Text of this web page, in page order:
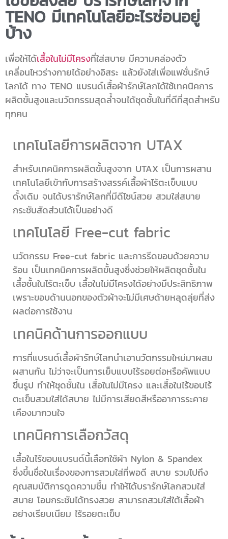
TENO มีเทคโนโลยีอะไรซ่อนอยู่
บ้าง
เพื่อให้ได้เสื้อในไม่มีโครงที่ใส่สบาย มีความคล่องตัว
เคลื่อนไหวร่างกายได้อย่างอิสระ แล้วยังใส่เพื่อแฟชั่นรักษ์
โลกได้ ทาง TENO แบรนด์เสื้อผ้ารักษ์โลกได้ใช้เทคนิคการ
ผลิตขั้นสูงและนวัตกรรมสุดล้ำจนได้ชุดชั้นในที่ดีที่สุดสำหรับ
ทุกคน
เทคโนโลยีการผลิตจาก UTAX
สำหรับเทคนิคการผลิตขั้นสูงจาก UTAX เป็นการผสาน
เทคโนโลยีเข้ากับการสร้างสรรค์เสื้อผ้าไร้ตะเข็บแบบ
ดั้งเดิม จนได้บรารักษ์โลกที่มีดีไซน์สวย สวมใส่สบาย
กระชับสัดส่วนได้เป็นอย่างดี
เทคโนโลยี Free-cut fabric
นวัตกรรม Free-cut fabric และการรีดขอบด้วยความ
ร้อน เป็นเทคนิคการผลิตขั้นสูงซึ่งช่วยให้ผลิตชุดชั้นใน
เสื้อชั้นในไร้ตะเข็บ เสื้อในไม่มีโครงได้อย่างมีประสิทธิภาพ
เพราะขอบด้านนอกของตัวผ้าจะไม่มีเศษด้ายหลุดลุ่ยที่ส่ง
ผลต่อการใช้งาน
เทคนิคด้านการออกแบบ
การที่แบรนด์เสื้อผ้ารักษ์โลกนำเอานวัตกรรมใหม่มาผสม
ผสานกัน ไม่ว่าจะเป็นการเย็บแบบไร้รอยต่อหรือคัพแบบ
ขึ้นรูป ทำให้ชุดชั้นใน เสื้อในไม่มีโครง และเสื้อในไร้ขอบไร้
ตะเข็บสวมใส่ได้สบาย ไม่มีการเสียดสีหรืออาการระคาย
เคืองมากวนใจ
เทคนิคการเลือกวัสดุ
เสื้อในไร้ขอบแบรนด์นี้เลือกใช้ผ้า Nylon & Spandex
ซึ่งขึ้นชื่อในเรื่องของการสวมใส่ที่พอดี สบาย รวมไปถึง
คุณสมบัติการดูดความชื้น ทำให้ได้บรารักษ์โลกสวมใส่
สบาย โอบกระชับได้ทรงสวย สามารถสวมใส่ใต้เสื้อผ้า
อย่างเรียบเนียม ไร้รอยตะเข็บ